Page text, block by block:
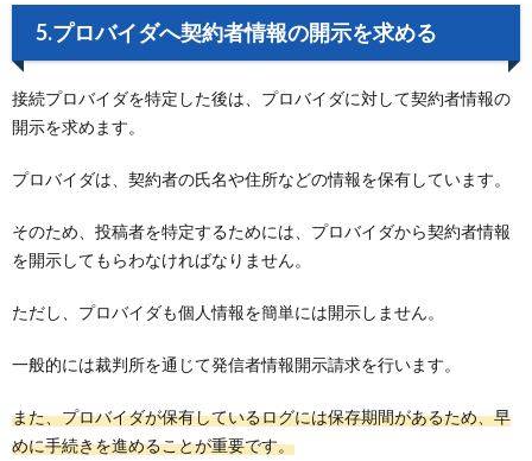
5.プロバイダへ契約者情報の開示を求める
接続プロバイダを特定した後は、プロバイダに対して契約者情報の
開示を求めます。
プロバイダは、契約者の氏名や住所などの情報を保有しています。
そのため、投稿者を特定するためには、プロバイダから契約者情報
を開示してもらわなければなりません。
ただし、プロバイダも個人情報を簡単には開示しません。
一般的には裁判所を通じて発信者情報開示請求を行います。
また、プロバイダが保有しているログには保存期間があるため、早
めに手続きを進めることが重要です。